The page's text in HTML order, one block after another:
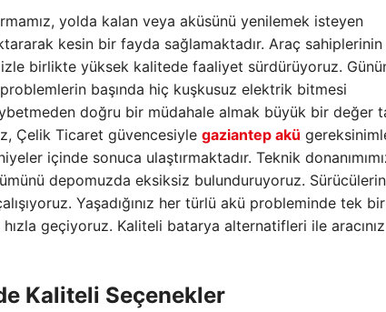
yolda kalan veya aküsünü yenilemek isteyen
kesin bir fayda sağlamaktadır. Araç sahiplerinin
birlikte yüksek kalitede faaliyet sürdürüyoruz.
problemlerin başında hiç kuşkusuz elektrik bitmesi
doğru bir müdahale almak büyük bir değer
Çelik Ticaret güvencesiyle gaziantep akü
içinde sonuca ulaştırmaktadır. Teknik
depomuzda eksiksiz bulunduruyoruz. Sürücülerin
Yaşadığınız her türlü akü probleminde tek bir
geçiyoruz. Kaliteli batarya alternatifleri ile
Kaliteli Seçenekler